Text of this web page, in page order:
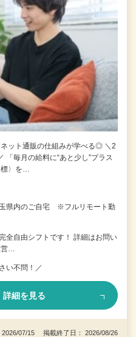
ット通販の仕組みが学べる◎ ＼2
「毎月の給料に“あと少し”プラス
標〉を…
県内のご自宅 ※フルリモート勤
全自由シフトです！ 詳細はお問い
営…
い不問！／
詳細を見る
2026/07/15 掲載終了日： 2026/08/26